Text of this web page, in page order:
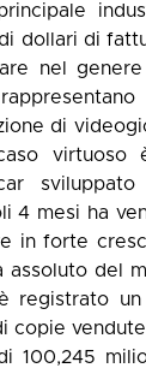
dollari di
nel
di
virtuoso
sviluppato
4 mesi ha
in forte
assoluto del
registrato
copie
100,245